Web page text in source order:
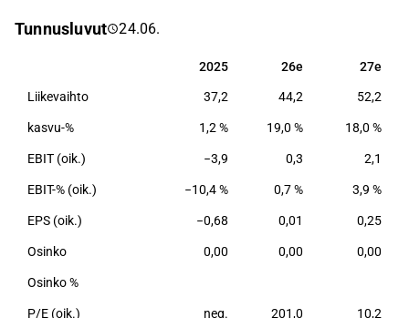
päämarkkina-alueita ovat Suomi, Saksa, Ranska ja
Tunnusluvut 24.06.
2025 26e 27e
2025 26e 27e
Liikevaihto 37,2 44,2 52,2
kasvu-% 1,2 % 19,0 % 18,0 %
EBIT (oik.) −3,9 0,3 2,1
EBIT-% (oik.) −10,4 % 0,7 % 3,9 %
EPS (oik.) −0,68 0,01 0,25
Osinko 0,00 0,00 0,00
Osinko %
P/E (oik.) neg. 201,0 10,2